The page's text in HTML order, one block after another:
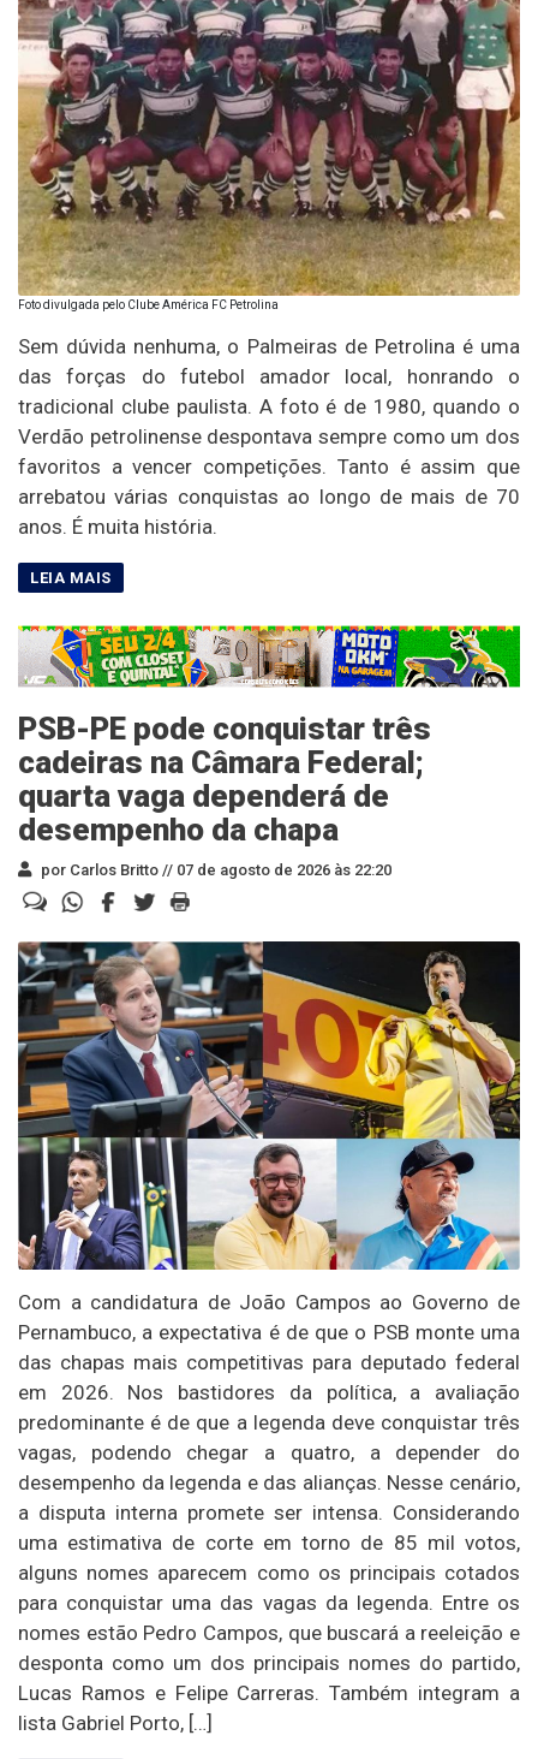
Foto divulgada pelo Clube América FC Petrolina
Sem dúvida nenhuma, o Palmeiras de Petrolina é uma
das forças do futebol amador local, honrando o
tradicional clube paulista. A foto é de 1980, quando o
Verdão petrolinense despontava sempre como um dos
favoritos a vencer competições. Tanto é assim que
arrebatou várias conquistas ao longo de mais de 70
anos. É muita história.
PSB-PE pode conquistar três
cadeiras na Câmara Federal;
quarta vaga dependerá de
desempenho da chapa
por Carlos Britto // 07 de agosto de 2026 às 22:20
Com a candidatura de João Campos ao Governo de
Pernambuco, a expectativa é de que o PSB monte uma
das chapas mais competitivas para deputado federal
em 2026. Nos bastidores da política, a avaliação
predominante é de que a legenda deve conquistar três
vagas, podendo chegar a quatro, a depender do
desempenho da legenda e das alianças. Nesse cenário,
a disputa interna promete ser intensa. Considerando
uma estimativa de corte em torno de 85 mil votos,
alguns nomes aparecem como os principais cotados
para conquistar uma das vagas da legenda. Entre os
nomes estão Pedro Campos, que buscará a reeleição e
desponta como um dos principais nomes do partido,
Lucas Ramos e Felipe Carreras. Também integram a
lista Gabriel Porto, […]